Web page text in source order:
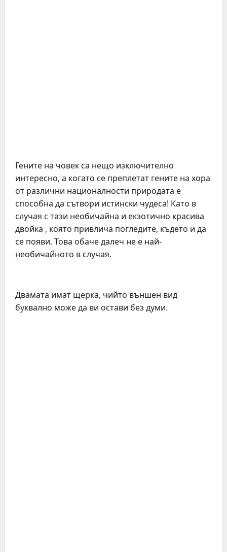
Гените на човек са нещо изключително
интересно, а когато се преплетат гените на хора
от различни националности природата е
способна да сътвори истински чудеса! Като в
случая с тази необичайна и екзотично красива
двойка , която привлича погледите, където и да
се появи. Това обаче далеч не е най-
необичайното в случая.
Двамата имат щерка, чийто външен вид
буквално може да ви остави без думи.